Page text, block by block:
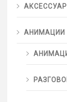
АНИМАЦИИ